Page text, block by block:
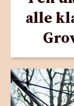
alle